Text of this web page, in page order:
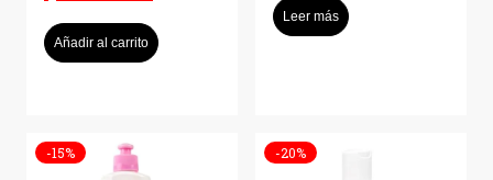
Añadir al carrito
Leer más
-15% -20%